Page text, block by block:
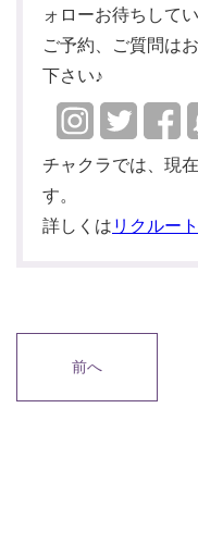
ォローお待ちしてい
ご予約、ご質問は
下さい♪
チャクラでは、現
す。
詳しくは リクルー
前へ